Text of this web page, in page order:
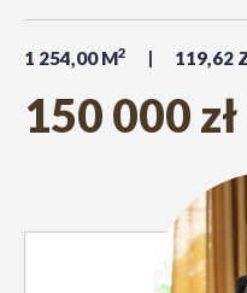
1 254,00 M2 119,62
150 000 zł